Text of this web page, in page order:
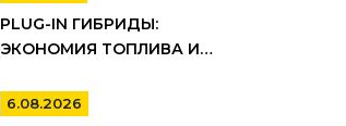
PLUG-IN ГИБРИДЫ:
ЭКОНОМИЯ ТОПЛИВА И
6.08.2026